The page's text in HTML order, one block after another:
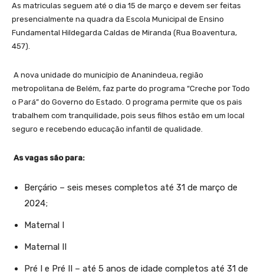
As matriculas seguem até o dia 15 de março e devem ser feitas
presencialmente na quadra da Escola Municipal de Ensino
Fundamental Hildegarda Caldas de Miranda (Rua Boaventura,
457).
A nova unidade do município de Ananindeua, região
metropolitana de Belém, faz parte do programa “Creche por Todo
o Pará” do Governo do Estado. O programa permite que os pais
trabalhem com tranquilidade, pois seus filhos estão em um local
seguro e recebendo educação infantil de qualidade.
As vagas são para:
Berçário – seis meses completos até 31 de março de
2024;
Maternal I
Maternal II
Pré I e Pré II – até 5 anos de idade completos até 31 de